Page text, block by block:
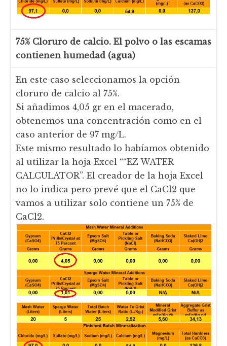
75% Cloruro de calcio. El polvo o las escamas
contienen humedad (agua)
En este caso seleccionamos la opción
cloruro de calcio al 75%.
Si añadimos 4,05 gr en el macerado,
obtenemos una concentración como en el
caso anterior de 97 mg/L.
Este mismo resultado lo habíamos obtenido
al utilizar la hoja Excel ““EZ WATER
CALCULATOR”. El creador de la hoja Excel
no lo indica pero prevé que el CaCl2 que
vamos a utilizar solo contiene un 75% de
CaCl2.